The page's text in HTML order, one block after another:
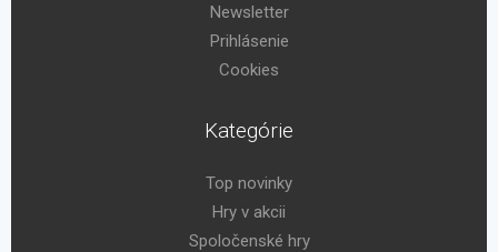
Newsletter
Prihlásenie
Cookies
Kategórie
Top novinky
Hry v akcii
Spoločenské hry